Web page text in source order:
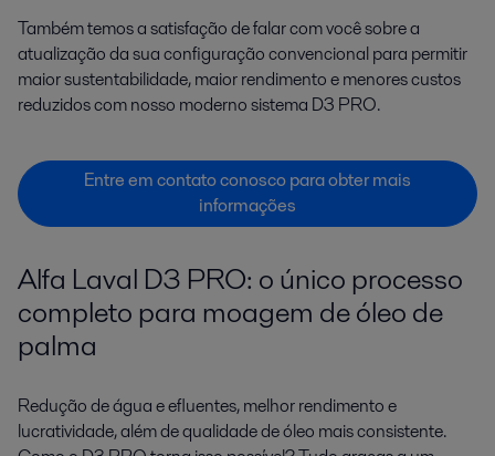
Também temos a satisfação de falar com você sobre a
atualização da sua configuração convencional para permitir
maior sustentabilidade, maior rendimento e menores custos
reduzidos com nosso moderno sistema D3 PRO.
Entre em contato conosco para obter mais
informações
Alfa Laval D3 PRO: o único processo
completo para moagem de óleo de
palma
Redução de água e efluentes, melhor rendimento e
lucratividade, além de qualidade de óleo mais consistente.